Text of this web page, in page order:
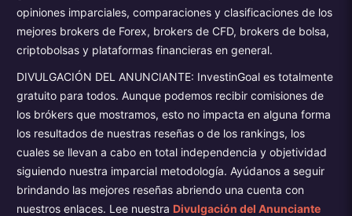
opiniones imparciales, comparaciones y clasificaciones de los
mejores brokers de Forex, brokers de CFD, brokers de bolsa,
criptobolsas y plataformas financieras en general.
DIVULGACIÓN DEL ANUNCIANTE: InvestinGoal es totalmente
gratuito para todos. Aunque podemos recibir comisiones de
los brókers que mostramos, esto no impacta en alguna forma
los resultados de nuestras reseñas o de los rankings, los
cuales se llevan a cabo en total independencia y objetividad
siguiendo nuestra imparcial metodología. Ayúdanos a seguir
brindando las mejores reseñas abriendo una cuenta con
nuestros enlaces. Lee nuestraDivulgación del Anunciante